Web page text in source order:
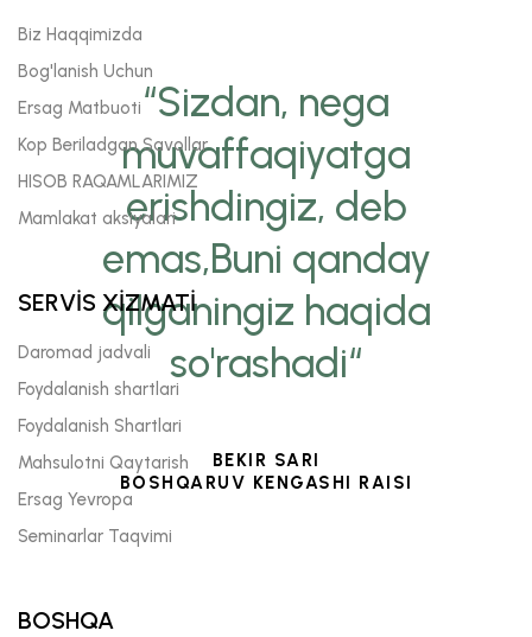
“Sizdan, nega
muvaffaqiyatga
erishdingiz, deb
emas,Buni qanday
qilganingiz haqida
so'rashadi“
BEKIR SARI
BOSHQARUV KENGASHI RAISI
Biz Haqqimizda
Bog'lanish Uchun
Ersag Matbuoti
Kop Beriladgan Savollar
HISOB RAQAMLARIMIZ
Mamlakat aksiyalari
SERVİS XİZMATİ
Daromad jadvali
Foydalanish shartlari
Foydalanish Shartlari
Mahsulotni Qaytarish
Ersag Yevropa
Seminarlar Taqvimi
BOSHQA